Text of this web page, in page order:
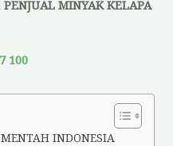
PENJUAL MINYAK KELAPA
100
INDONESIA